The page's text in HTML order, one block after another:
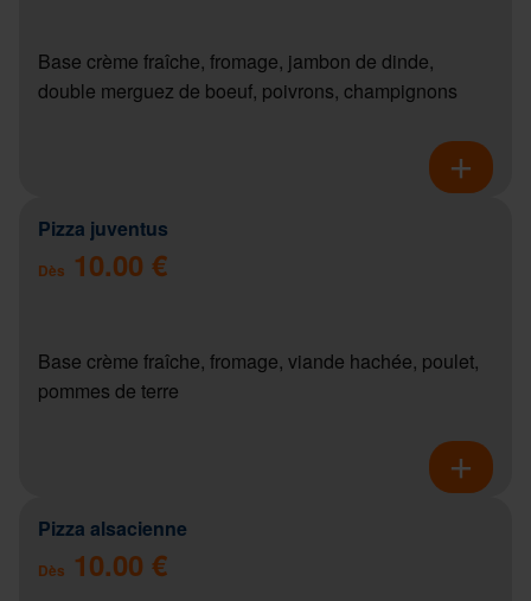
Base crème fraîche, fromage, jambon de dinde,
double merguez de boeuf, poivrons, champignons
Pizza juventus
Dès 10.00 €
Base crème fraîche, fromage, viande hachée, poulet,
pommes de terre
Pizza alsacienne
Dès 10.00 €